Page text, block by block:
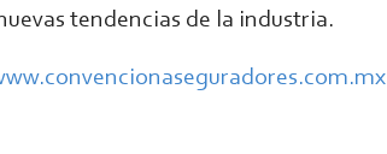
tendencias de la industria.